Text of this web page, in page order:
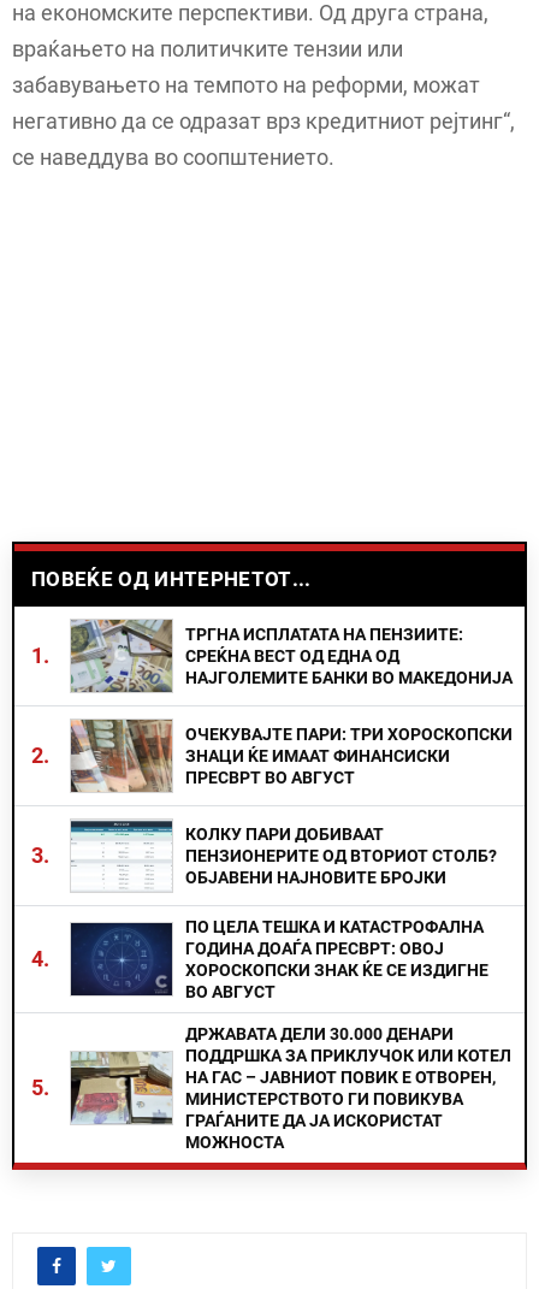
на економските перспективи. Од друга страна,
враќањето на политичките тензии или
забавувањето на темпото на реформи, можат
негативно да се одразат врз кредитниот рејтинг“,
се наведдува во соопштението.
ПОВЕЌЕ ОД ИНТЕРНЕТОТ...
1.
ТРГНА ИСПЛАТАТА НА ПЕНЗИИТЕ:
СРЕЌНА ВЕСТ ОД ЕДНА ОД
НАЈГОЛЕМИТЕ БАНКИ ВО МАКЕДОНИЈА
2.
ОЧЕКУВАЈТЕ ПАРИ: ТРИ ХОРОСКОПСКИ
ЗНАЦИ ЌЕ ИМААТ ФИНАНСИСКИ
ПРЕСВРТ ВО АВГУСТ
3.
КОЛКУ ПАРИ ДОБИВААТ
ПЕНЗИОНЕРИТЕ ОД ВТОРИОТ СТОЛБ?
ОБЈАВЕНИ НАЈНОВИТЕ БРОЈКИ
4.
ПО ЦЕЛА ТЕШКА И КАТАСТРОФАЛНА
ГОДИНА ДОАЃА ПРЕСВРТ: ОВОЈ
ХОРОСКОПСКИ ЗНАК ЌЕ СЕ ИЗДИГНЕ
ВО АВГУСТ
5.
ДРЖАВАТА ДЕЛИ 30.000 ДЕНАРИ
ПОДДРШКА ЗА ПРИКЛУЧОК ИЛИ КОТЕЛ
НА ГАС – ЈАВНИОТ ПОВИК Е ОТВОРЕН,
МИНИСТЕРСТВОТО ГИ ПОВИКУВА
ГРАЃАНИТЕ ДА ЈА ИСКОРИСТАТ
МОЖНОСТА